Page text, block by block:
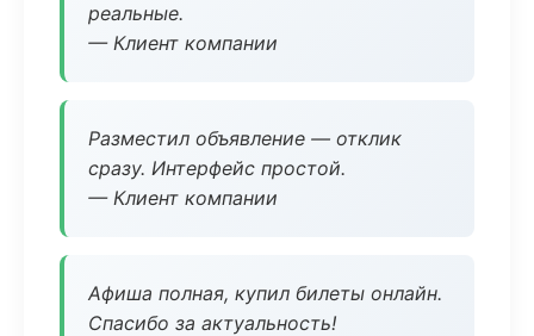
реальные.
— Клиент компании
Разместил объявление — отклик
сразу. Интерфейс простой.
— Клиент компании
Афиша полная, купил билеты онлайн.
Спасибо за актуальность!